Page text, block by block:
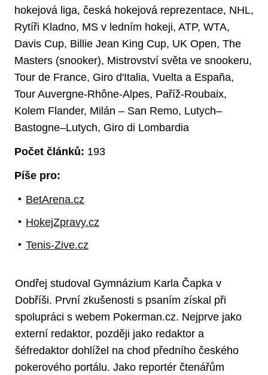
hokejová liga, česká hokejová reprezentace, NHL,
Rytíři Kladno, MS v ledním hokeji, ATP, WTA,
Davis Cup, Billie Jean King Cup, UK Open, The
Masters (snooker), Mistrovství světa ve snookeru,
Tour de France, Giro d'Italia, Vuelta a España,
Tour Auvergne-Rhône-Alpes, Paříž-Roubaix,
Kolem Flander, Milán – San Remo, Lutych–
Bastogne–Lutych, Giro di Lombardia
Počet článků: 193
Píše pro:
BetArena.cz
HokejZpravy.cz
Tenis-Zive.cz
Ondřej studoval Gymnázium Karla Čapka v
Dobříši. První zkušenosti s psaním získal při
spolupráci s webem Pokerman.cz. Nejprve jako
externí redaktor, později jako redaktor a
šéfredaktor dohlížel na chod předního českého
pokerového portálu. Jako reportér čtenářům